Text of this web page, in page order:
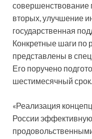
совершенствование
вторых, улучшение
государственная
Конкретные шаги по
представлены в
Его поручено
шестимесячный срок.
«Реализация
России